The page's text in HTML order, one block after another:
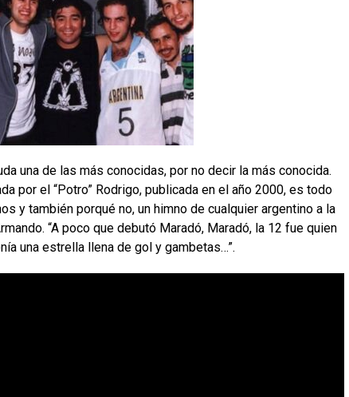
una de las más conocidas, por no decir la más conocida.
por el “Potro” Rodrigo, publicada en el año 2000, es todo
y también porqué no, un himno de cualquier argentino a la
“A poco que debutó Maradó, Maradó, la 12 fue quien
una estrella llena de gol y gambetas…”.